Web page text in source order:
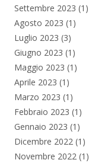
Settembre 2023 (1)
Agosto 2023 (1)
Luglio 2023 (3)
Giugno 2023 (1)
Maggio 2023 (1)
Aprile 2023 (1)
Marzo 2023 (1)
Febbraio 2023 (1)
Gennaio 2023 (1)
Dicembre 2022 (1)
Novembre 2022 (1)